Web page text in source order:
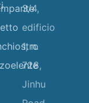
3/4,
edificio
1, n.
728,
Jinhu